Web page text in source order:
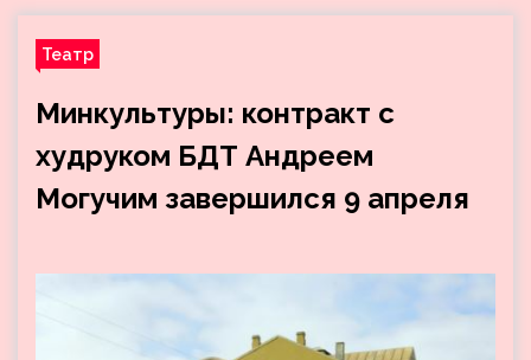
Театр
Минкультуры: контракт с
худруком БДТ Андреем
Могучим завершился 9 апреля